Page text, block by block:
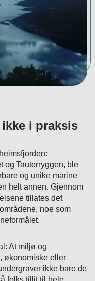
i praksis
og Tauterryggen, ble
og unike marine
helt annen. Gjennom
tillates det
noe som
At miljø og
økonomiske eller
ikke bare de